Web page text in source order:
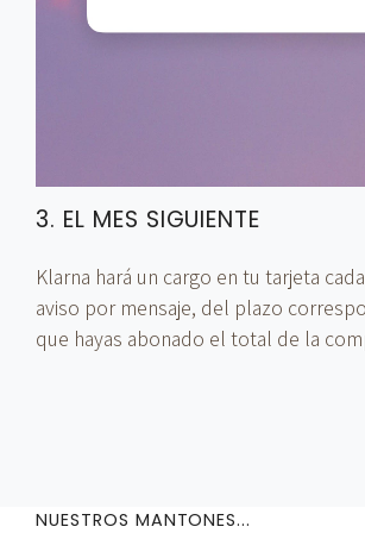
3. EL MES SIGUIENTE
Klarna hará un cargo en tu tarjeta
aviso por mensaje, del plazo
que hayas abonado el total de la
NUESTROS MANTONES...